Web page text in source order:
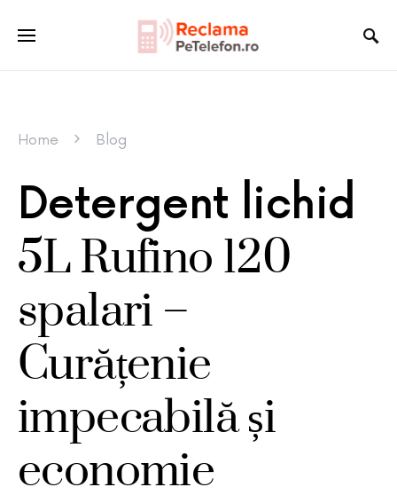
Home Blog
Detergent lichid
5L Rufino 120
spalari –
Curățenie
impecabilă și
economie